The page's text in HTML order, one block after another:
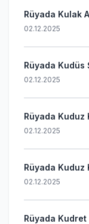
Rüyada Kulak
02.12.2025
Rüyada Kudüs
02.12.2025
Rüyada Kuduz
02.12.2025
Rüyada Kuduz
02.12.2025
Rüyada Kudret